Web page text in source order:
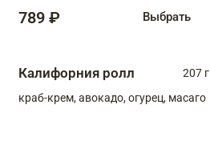
789 ₽ Выбрать
Калифорния ролл
207 г
краб-крем, авокадо, огурец, масаго